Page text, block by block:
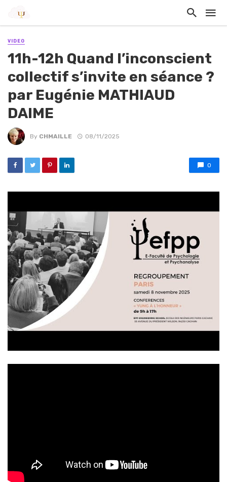
VIDEO
11h-12h Quand l’inconscient
collectif s’invite en séance ?
par Eugénie MATHIAUD
DAIME
By CHMAILLE 08/11/2025
0